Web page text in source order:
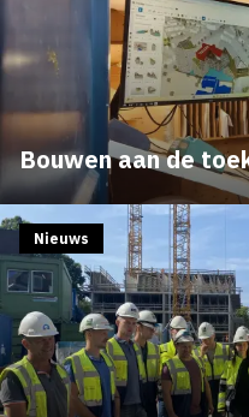
Bouwen aan de
Nieuws